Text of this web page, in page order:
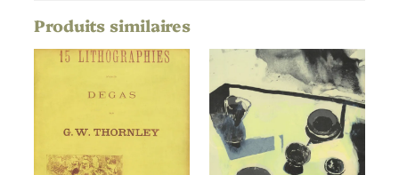
Attributs Valeur
Entrance to the Adelphi Wharf
Date
Produits similaires